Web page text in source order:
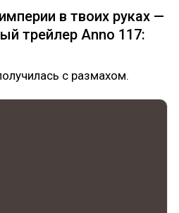
в твоих руках —
трейлер Anno 117:
с размахом.